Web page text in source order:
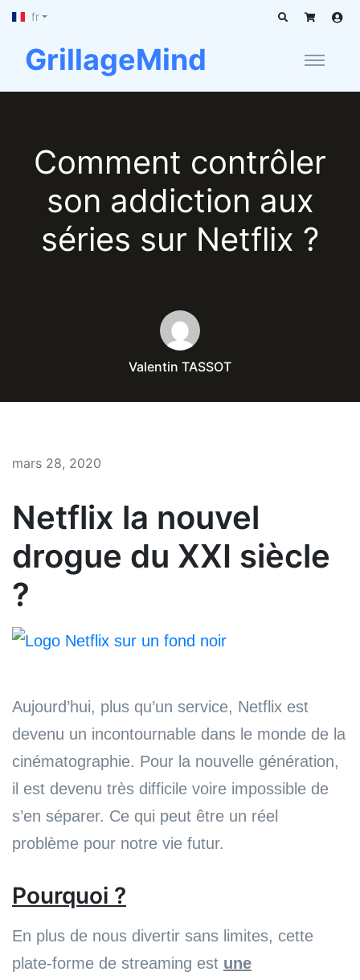
fr
GrillageMind
Comment contrôler
son addiction aux
séries sur Netflix ?
Valentin TASSOT
mars 28, 2020
Netflix la nouvel
drogue du XXI siècle
?
Aujourd’hui, plus qu’un service, Netflix est
devenu un incontournable dans le monde de la
cinématographie. Pour la nouvelle génération,
il est devenu très difficile voire impossible de
s’en séparer. Ce qui peut être un réel
problème pour notre vie futur.
Pourquoi ?
En plus de nous divertir sans limites, cette
plate-forme de streaming est une